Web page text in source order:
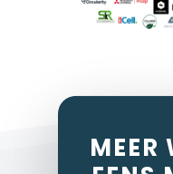
MEER